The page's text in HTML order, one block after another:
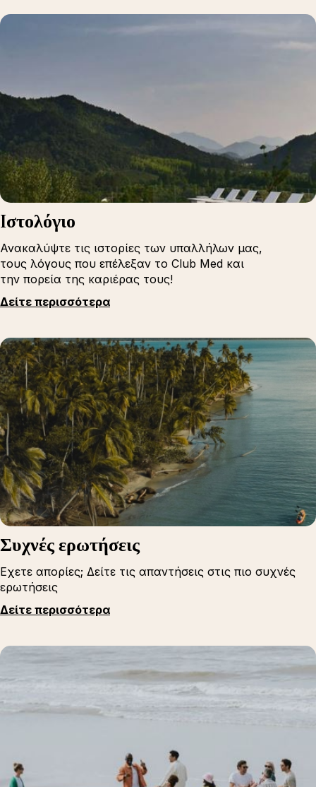
Iστολόγιο
Ανακαλύψτε τις ιστορίες των υπαλλήλων μας,
τους λόγους που επέλεξαν το Club Med και
την πορεία της καριέρας τους!
Δείτε περισσότερα
Συχνές ερωτήσεις
Εχετε απορίες; Δείτε τις απαντήσεις στις πιο συχνές
ερωτήσεις
Δείτε περισσότερα